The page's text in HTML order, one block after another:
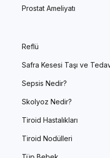
Prostat Ameliyatı
Reflü
Safra Kesesi Taşı ve
Sepsis Nedir?
Skolyoz Nedir?
Tiroid Hastalıkları
Tiroid Nodülleri